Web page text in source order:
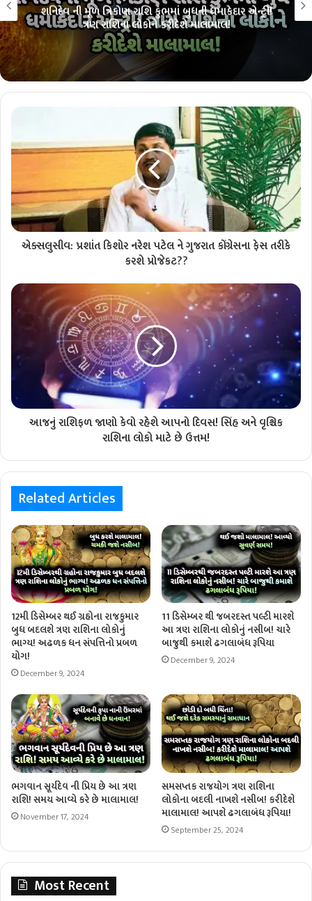
શનિદેવ ની મૂળ ત્રિકોણ રાશિ કુંભમાં બુધની ધમાકેદાર એન્ટ્રી!
ત્રણ રાશિના લોકોને કરીદેશે માલામાલ!
એક્સલુસીવ: પ્રશાંત કિશોર નરેશ પટેલ ને ગુજરાત કોંગ્રેસના ફેસ તરીકે
કરશે પ્રોજેકટ??
આજનું રાશિફળ જાણો કેવો રહેશે આપનો દિવસ! સિંહ અને વૃશ્ચિક
રાશિના લોકો માટે છે ઉત્તમ!
Related Articles
12મી ડિસેમ્બર થઈ ગ્રહોના રાજકુમાર
બુધ બદલશે ત્રણ રાશિના લોકોનું
ભાગ્ય! અઢળક ધન સંપત્તિનો પ્રબળ
યોગ!
December 9, 2024
11 ડિસેમ્બર થી જબરદસ્ત પલ્ટી મારશે
આ ત્રણ રાશિના લોકોનું નસીબ! ચારે
બાજુથી કમાશે ઢગલાબંધ રૂપિયા
December 9, 2024
ભગવાન સૂર્યદેવ ની પ્રિય છે આ ત્રણ
રાશિ! સમય આવ્યે કરે છે માલામાલ!
November 17, 2024
સમસપ્તક રાજયોગ ત્રણ રાશિના
લોકોના બદલી નાખશે નસીબ! કરીદેશે
માલામાલ! આપશે ઢગલાબંધ રૂપિયા!
September 25, 2024
Most Recent